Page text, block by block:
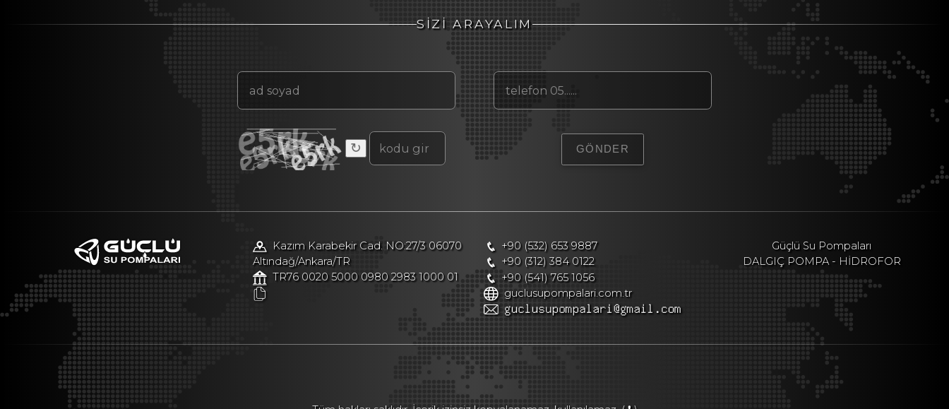
SİZİ ARAYALIM
↻
Kazım Karabekir Cad. NO:27/3 06070
Altındağ/Ankara/TR
TR76 0020 5000 0980 2983 1000 01
+90 (532) 653 9887
+90 (312) 384 0122
+90 (541) 765 1056
guclusupompalari.com.tr
Güçlü Su Pompaları
DALGIÇ POMPA - HİDROFOR